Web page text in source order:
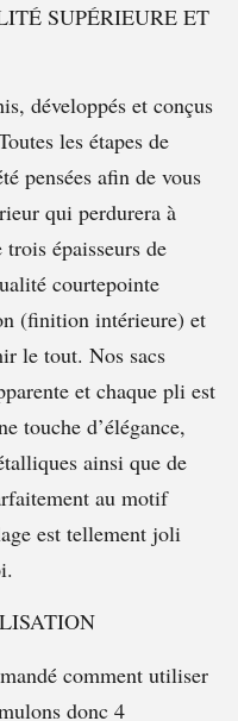
SUPÉRIEURE ET
développés et conçus
les étapes de
pensées afin de vous
qui perdurera à
épaisseurs de
courtepointe
(finition intérieure) et
le tout. Nos sacs
et chaque pli est
touche d’élégance,
ainsi que de
au motif
est tellement joli
comment utiliser
donc 4